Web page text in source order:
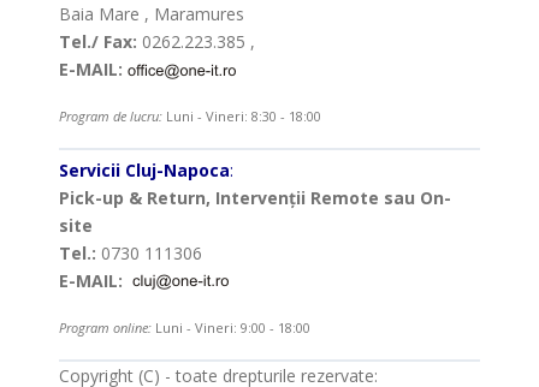
Baia Mare , Maramures
Tel./ Fax: 0262.223.385 ,
E-MAIL:
Program de lucru: Luni - Vineri: 8:30 - 18:00
Servicii Cluj-Napoca:
Pick-up & Return, Intervenții Remote sau On-
site
Tel.: 0730 111306
E-MAIL:
Program online: Luni - Vineri: 9:00 - 18:00
Copyright (C) - toate drepturile rezervate: